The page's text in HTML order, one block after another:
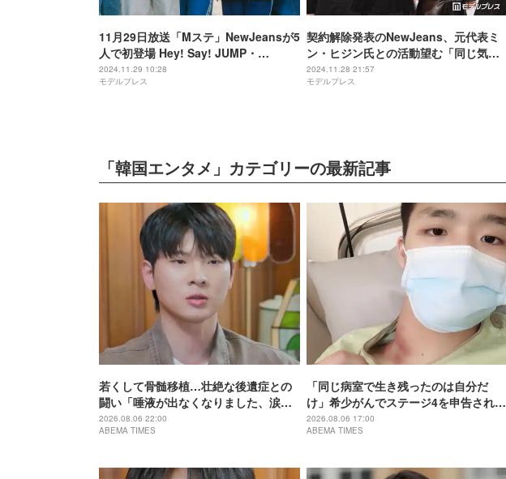
11月29日放送「Mステ」NewJeansが5
人で初登場 Hey! Say! JUMP・
BABYMONSTERらも出演
2024.11.29 10:28
モデルプレス
契約解除発表のNewJeans、元代表ミ
ン・ヒジン氏との活動望む「同じ気持
ちだと思います」
2024.11.28 21:57
モデルプレス
「韓国エンタメ」カテゴリーの最新記事
若くして骨髄移植…壮絶な後遺症との
闘い「唾液が出なくなりました、涙も
出ません」「まるで80代の体に」
2026.08.06 22:00
ABEMA TIMES
「同じ病室で生き残ったのは自分だ
け」希少がんでステージ4を申告され…
壮絶な闘病の末、奇跡の完治
2026.08.06 17:00
ABEMA TIMES